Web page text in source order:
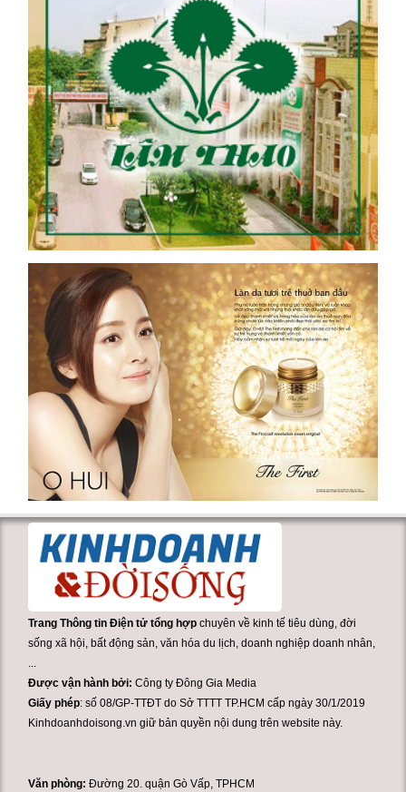
Trang Thông tin Điện tử tổng hợp chuyên về kinh tế tiêu dùng, đời
sống xã hội, bất động sản, văn hóa du lịch, doanh nghiệp doanh nhân,
...
Được vận hành bởi:Công ty Đông Gia Media
Giấy phép: số 08/GP-TTĐT do Sở TTTT TP.HCM cấp ngày 30/1/2019
Kinhdoanhdoisong.vn giữ bản quyền nội dung trên website này.
Văn phòng:Đường 20. quận Gò Vấp, TPHCM